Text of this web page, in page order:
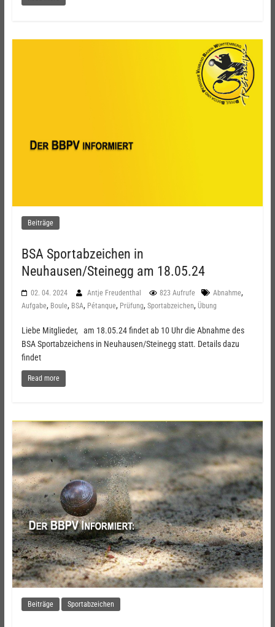
Beiträge
BSA Sportabzeichen in
Neuhausen/Steinegg am 18.05.24
02. 04. 2024 Antje Freudenthal 823 Aufrufe Abnahme,
Aufgabe, Boule, BSA, Pétanque, Prüfung, Sportabzeichen, Übung
Liebe Mitglieder, am 18.05.24 findet ab 10 Uhr die Abnahme des
BSA Sportabzeichens in Neuhausen/Steinegg statt. Details dazu
findet
Read more
Beiträge Sportabzeichen